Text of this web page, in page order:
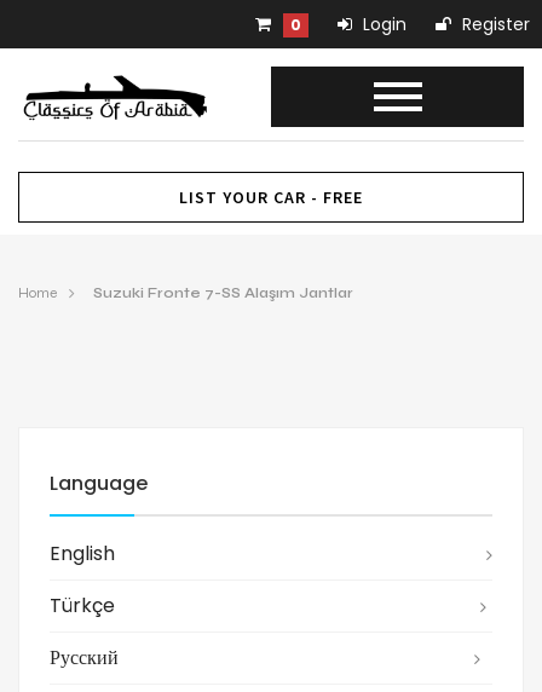
0 Login Register
LIST YOUR CAR - FREE
Home Suzuki Fronte 7-SS Alaşım Jantlar
Language
English
Türkçe
Русский